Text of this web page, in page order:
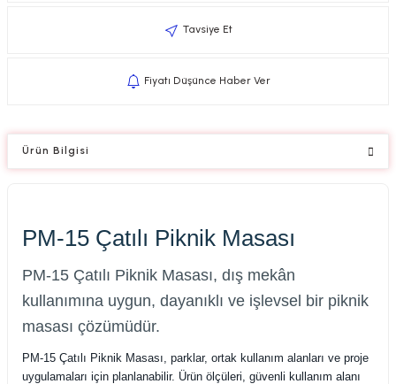
Tavsiye Et
Fiyatı Düşünce Haber Ver
Ürün Bilgisi
PM-15 Çatılı Piknik Masası
PM-15 Çatılı Piknik Masası, dış mekân
kullanımına uygun, dayanıklı ve işlevsel bir piknik
masası çözümüdür.
PM-15 Çatılı Piknik Masası, parklar, ortak kullanım alanları ve proje
uygulamaları için planlanabilir. Ürün ölçüleri, güvenli kullanım alanı